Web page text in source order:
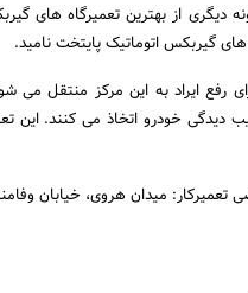
دیگری از بهترین تعمیرگاه های
گیربکس اتوماتیک پایتخت نامید.
رفع ایراد به این مرکز منتقل می
دیدگی خودرو اتخاذ می کنند.
میدان هروی، خیابان